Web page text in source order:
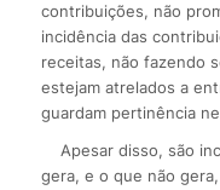
contribuições, não
incidência das
receitas, não fazendo
estejam atrelados a
guardam pertinência
Apesar disso, são
gera, e o que não